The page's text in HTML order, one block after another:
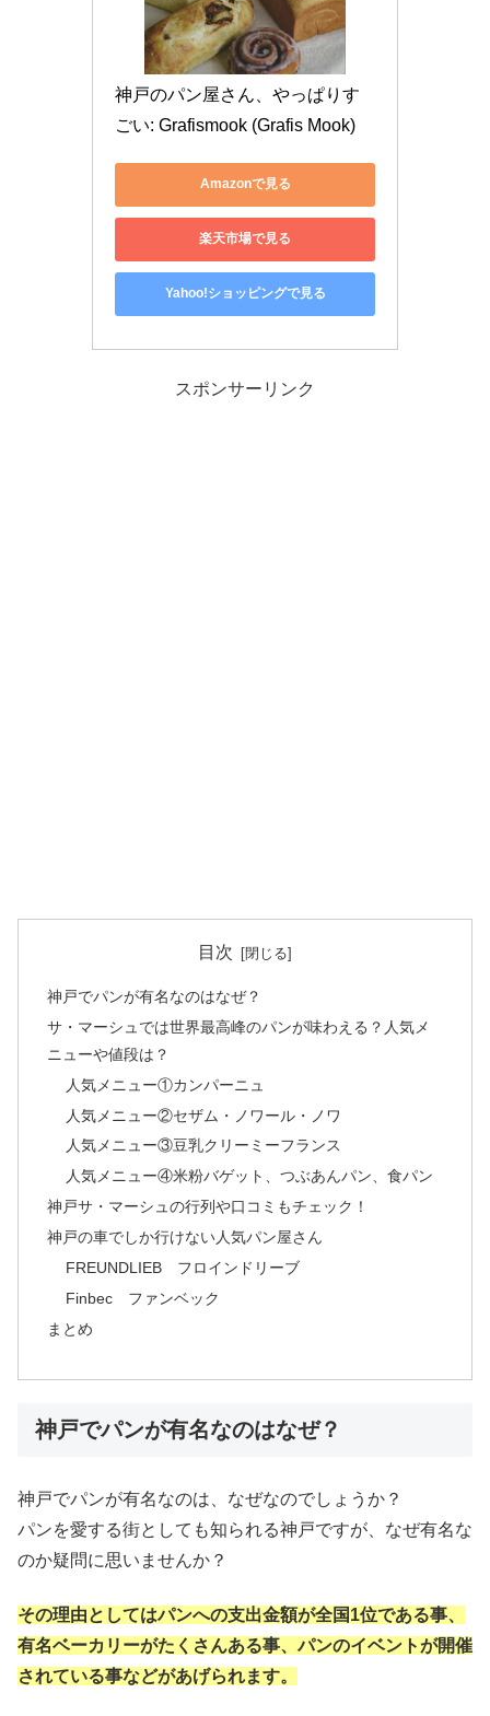
神戸のパン屋さん、やっぱりす
ごい: Grafismook (Grafis Mook)
Amazonで見る
楽天市場で見る
Yahoo!ショッピングで見る
スポンサーリンク
目次
神戸でパンが有名なのはなぜ？
サ・マーシュでは世界最高峰のパンが味わえる？人気メ
ニューや値段は？
人気メニュー①カンパーニュ
人気メニュー②セザム・ノワール・ノワ
人気メニュー③豆乳クリーミーフランス
人気メニュー④米粉バゲット、つぶあんパン、食パン
神戸サ・マーシュの行列や口コミもチェック！
神戸の車でしか行けない人気パン屋さん
FREUNDLIEB フロインドリーブ
Finbec ファンベック
まとめ
神戸でパンが有名なのはなぜ？
神戸でパンが有名なのは、なぜなのでしょうか？
パンを愛する街としても知られる神戸ですが、なぜ有名な
のか疑問に思いませんか？
その理由としてはパンへの支出金額が全国1位である事、
有名ベーカリーがたくさんある事、パンのイベントが開催
されている事などがあげられます。